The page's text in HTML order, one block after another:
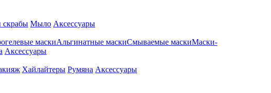
Мыло Аксессуары
маскиАльгинатные маскиСмываемые маскиМаски-
Аксессуары
Хайлайтеры Румяна Аксессуары